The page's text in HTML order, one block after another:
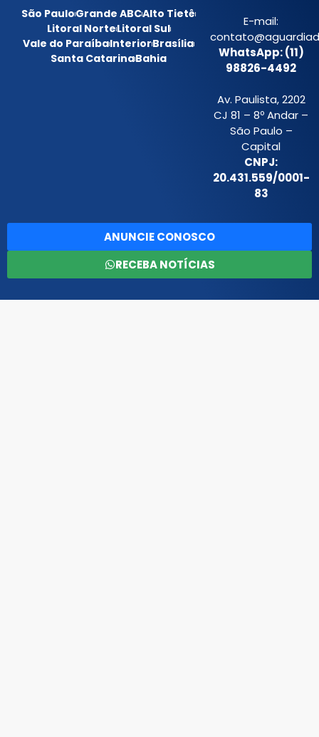
São PauloGrande ABCAlto Tietê
Litoral NorteLitoral Sul
Vale do ParaíbaInteriorBrasília
Santa CatarinaBahia
E-mail:
WhatsApp: (11)
98826-4492
Av. Paulista, 2202
CJ 81 – 8º Andar –
São Paulo –
Capital
CNPJ:
20.431.559/0001-
83
ANUNCIE CONOSCO
RECEBA NOTÍCIAS